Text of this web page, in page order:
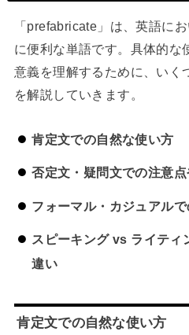
「prefabricate」は、英語に
に便利な単語です。具体的な
意義を理解するために、いく
を解説していきます。
肯定文での自然な使い方
否定文・疑問文での注意
フォーマル・カジュアル
スピーキング vs ライティ
違い
肯定文での自然な使い方